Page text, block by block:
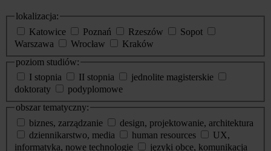
lokalizacja:
Katowice
Poznań Rzeszów
Sopot
Warszawa
Wrocław
Kraków
poziom studiów:
I stopnia
II stopnia
jednolite magisterskie
doktoraty
podyplomowe
obszar tematyczny:
biznes, zarządzanie
design, projektowanie, architektura
dziennikarstwo, media
human resources
UX,
informatyka, nowe technologie
języki obce, komunikacja